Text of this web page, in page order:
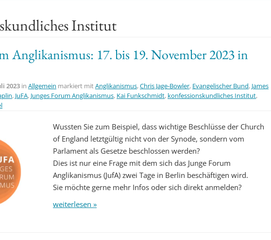
Institut
Anglikanismus: 17. bis 19. November 2023 in
2023 in Allgemein markiert mitAnglikanismus,Chris Jage-Bowler, Evangelischer Bund, James
, JuFA, Junges Forum Anglikanismus, Kai Funkschmidt, konfessionskundliches Institut,
Wussten Sie zum Beispiel, dass wichtige Beschlüsse der Church
of England letztgültig nicht von der Synode, sondern vom
Parlament als Gesetze beschlossen werden?
Dies ist nur eine Frage mit dem sich das Junge Forum
Anglikanismus (JufA) zwei Tage in Berlin beschäftigen wird.
Sie möchte gerne mehr Infos oder sich direkt anmelden?
weiterlesen »